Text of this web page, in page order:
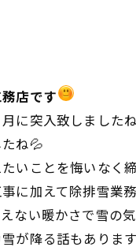
店です
に突入致しましたね
ね💦
いことを悔いな
に加えて除排雪業
ない暖かさで雪の
が降る話もありま